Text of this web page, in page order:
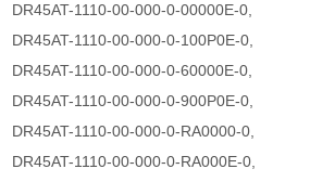
DR45AT-1110-00-000-0-00000E-0,
DR45AT-1110-00-000-0-100P0E-0,
DR45AT-1110-00-000-0-60000E-0,
DR45AT-1110-00-000-0-900P0E-0,
DR45AT-1110-00-000-0-RA0000-0,
DR45AT-1110-00-000-0-RA000E-0,